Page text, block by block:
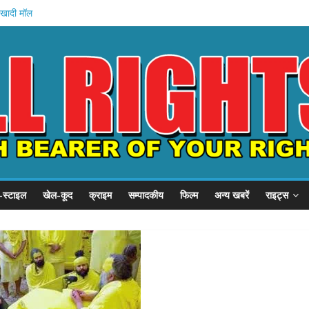
मॉल
की शुरुआत
करोड़
अरेस्ट
खेल-कूद क्राइम सम्पादकीय फिल्म अन्य खबरें राइट्स